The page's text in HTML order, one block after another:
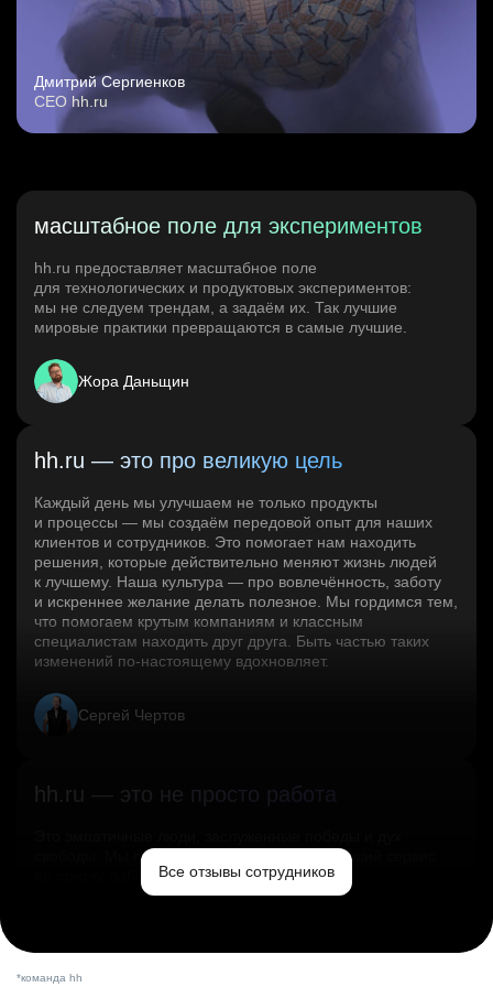
Дмитрий Сергиенков
CEO hh.ru
масштабное поле для экспериментов
hh.ru предоставляет масштабное поле
для технологических и продуктовых экспериментов:
мы не следуем трендам, а задаём их. Так лучшие
мировые практики превращаются в самые лучшие.
Жора Даньщин
hh.ru — это про великую цель
Каждый день мы улучшаем не только продукты
и процессы — мы создаём передовой опыт для наших
клиентов и сотрудников. Это помогает нам находить
решения, которые действительно меняют жизнь людей
к лучшему. Наша культура — про вовлечённость, заботу
и искреннее желание делать полезное. Мы гордимся тем,
что помогаем крутым компаниям и классным
специалистам находить друг друга. Быть частью таких
изменений по‑настоящему вдохновляет.
Сергей Чертов
hh.ru — это не просто работа
свободы. Мы помогаем миру и создаём лучший сервис
по поиску работы в стране.Все отзывы сотрудников
*команда hh